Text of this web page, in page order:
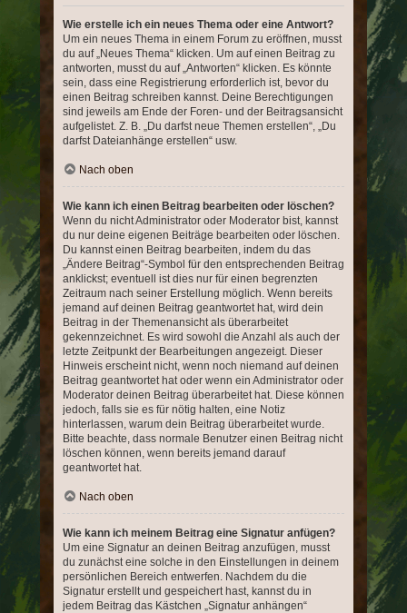
Wie erstelle ich ein neues Thema oder eine Antwort?
Um ein neues Thema in einem Forum zu eröffnen, musst
du auf „Neues Thema“ klicken. Um auf einen Beitrag zu
antworten, musst du auf „Antworten“ klicken. Es könnte
sein, dass eine Registrierung erforderlich ist, bevor du
einen Beitrag schreiben kannst. Deine Berechtigungen
sind jeweils am Ende der Foren- und der Beitragsansicht
aufgelistet. Z. B. „Du darfst neue Themen erstellen“, „Du
darfst Dateianhänge erstellen“ usw.
Nach oben
Wie kann ich einen Beitrag bearbeiten oder löschen?
Wenn du nicht Administrator oder Moderator bist, kannst
du nur deine eigenen Beiträge bearbeiten oder löschen.
Du kannst einen Beitrag bearbeiten, indem du das
„Ändere Beitrag“-Symbol für den entsprechenden Beitrag
anklickst; eventuell ist dies nur für einen begrenzten
Zeitraum nach seiner Erstellung möglich. Wenn bereits
jemand auf deinen Beitrag geantwortet hat, wird dein
Beitrag in der Themenansicht als überarbeitet
gekennzeichnet. Es wird sowohl die Anzahl als auch der
letzte Zeitpunkt der Bearbeitungen angezeigt. Dieser
Hinweis erscheint nicht, wenn noch niemand auf deinen
Beitrag geantwortet hat oder wenn ein Administrator oder
Moderator deinen Beitrag überarbeitet hat. Diese können
jedoch, falls sie es für nötig halten, eine Notiz
hinterlassen, warum dein Beitrag überarbeitet wurde.
Bitte beachte, dass normale Benutzer einen Beitrag nicht
löschen können, wenn bereits jemand darauf
geantwortet hat.
Nach oben
Wie kann ich meinem Beitrag eine Signatur anfügen?
Um eine Signatur an deinen Beitrag anzufügen, musst
du zunächst eine solche in den Einstellungen in deinem
persönlichen Bereich entwerfen. Nachdem du die
Signatur erstellt und gespeichert hast, kannst du in
jedem Beitrag das Kästchen „Signatur anhängen“